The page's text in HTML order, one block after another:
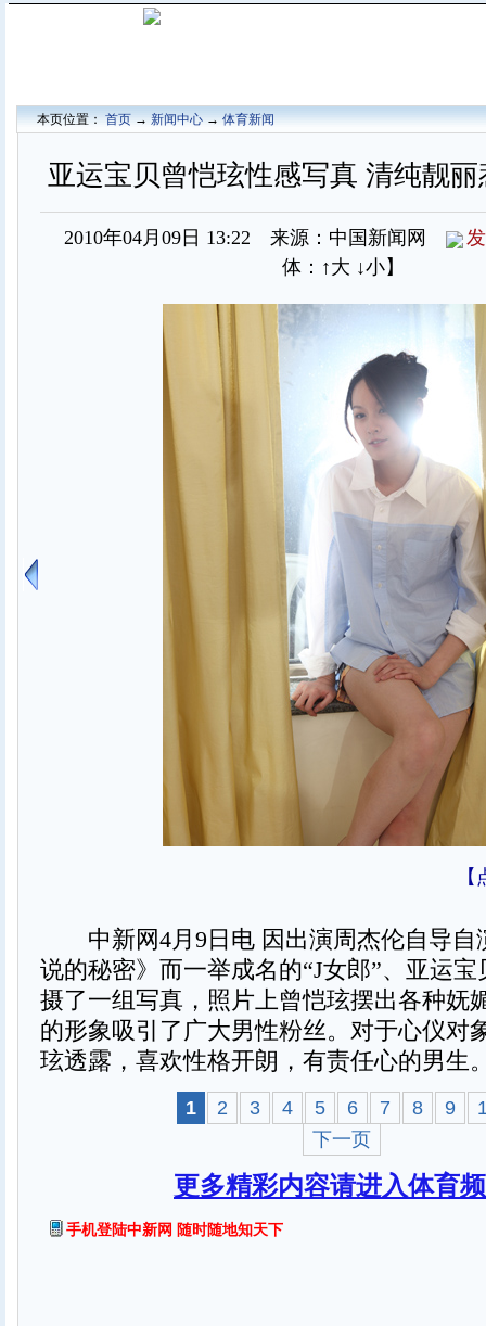
本页位置：首页→新闻中心→体育新闻
亚运宝贝曾恺玹性感写真 清纯靓
2010年04月09日 13:22 来源：中国新闻网
体： ↑大 ↓小】
中新网4月9日电 因出演周杰伦自导自
说的秘密》而一举成名的“J女郎”、亚运
摄了一组写真，照片上曾恺玹摆出各种妩
的形象吸引了广大男性粉丝。对于心仪对
玹透露，喜欢性格开朗，有责任心的男生
1 2 3 4 5 6 7 8 9
下一页
更多精彩内容请进入体育
手机登陆中新网 随时随地知天下